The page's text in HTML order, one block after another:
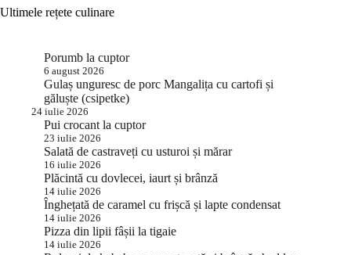
Ultimele rețete culinare
Porumb la cuptor
6 august 2026
Gulaș unguresc de porc Mangalița cu cartofi și
găluște (csipetke)
24 iulie 2026
Pui crocant la cuptor
23 iulie 2026
Salată de castraveți cu usturoi și mărar
16 iulie 2026
Plăcintă cu dovlecei, iaurt și brânză
14 iulie 2026
Înghețată de caramel cu frișcă și lapte condensat
14 iulie 2026
Pizza din lipii fâșii la tigaie
14 iulie 2026